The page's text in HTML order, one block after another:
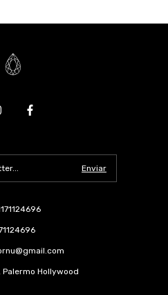
Palermo Hollywood